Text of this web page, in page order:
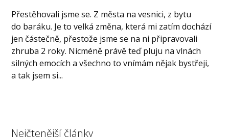
Přestěhovali jsme se. Z města na vesnici, z bytu
do baráku. Je to velká změna, která mi zatím dochází
jen částečně, přestože jsme se na ni připravovali
zhruba 2 roky. Nicméně právě teď pluju na vlnách
silných emocích a všechno to vnímám nějak bystřeji,
a tak jsem si...
Nejčtenější články